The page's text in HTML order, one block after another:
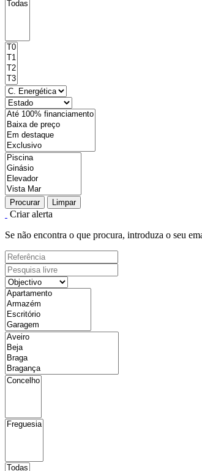
Procurar Limpar
Criar alerta
Se não encontra o que procura, introduza o seu